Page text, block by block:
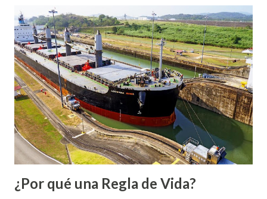
deja de ser emocionante adentrarnos en avanzar al
respecto...
¿Por qué una Regla de Vida?